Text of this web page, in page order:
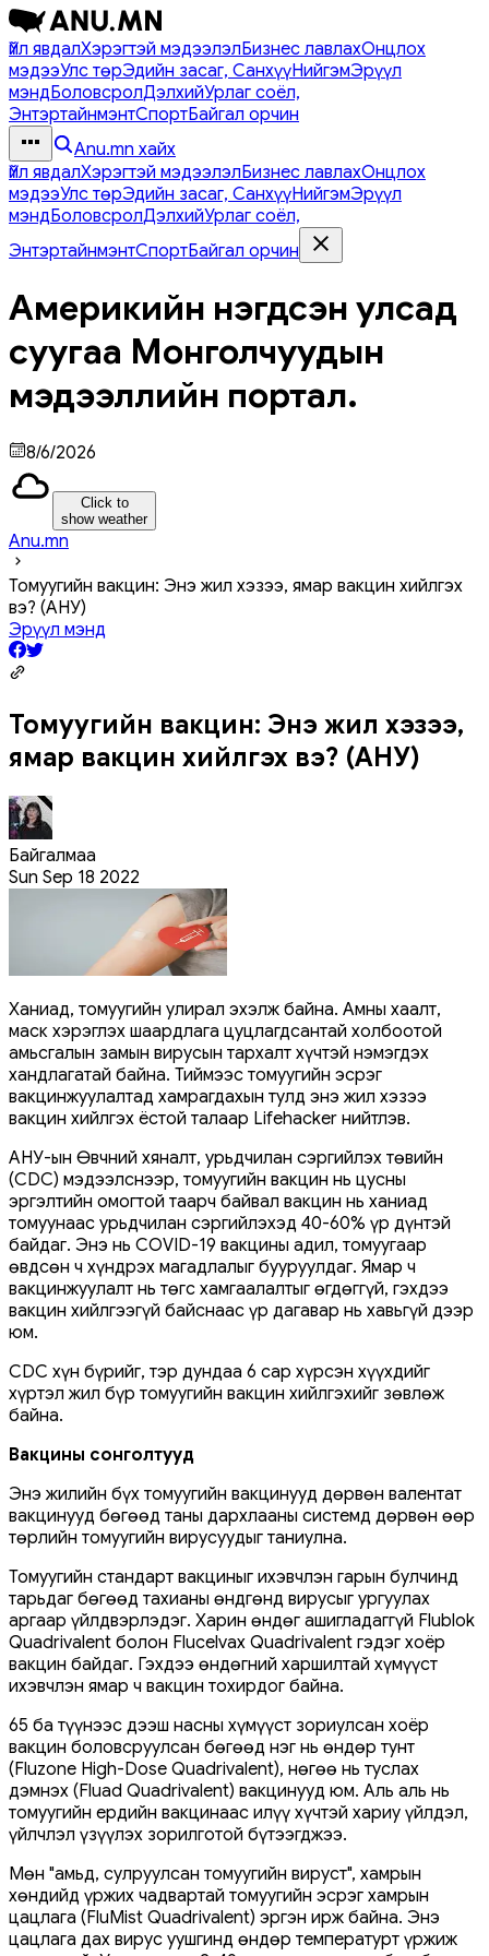
Үйл явдалХэрэгтэй мэдээлэлБизнес лавлахОнцлох
мэдээУлс төрЭдийн засаг, СанхүүНийгэмЭрүүл
мэндБоловсролДэлхийУрлаг соёл,
ЭнтэртайнмэнтСпортБайгал орчин
Anu.mn хайх
Үйл явдалХэрэгтэй мэдээлэлБизнес лавлахОнцлох
мэдээУлс төрЭдийн засаг, СанхүүНийгэмЭрүүл
мэндБоловсролДэлхийУрлаг соёл,
ЭнтэртайнмэнтСпортБайгал орчин
Америкийн нэгдсэн улсад
суугаа Монголчуудын
мэдээллийн портал.
8/6/2026
Click to
show weather
Anu.mn
Томуугийн вакцин: Энэ жил хэзээ, ямар вакцин хийлгэх
вэ? (АНУ)
Эрүүл мэнд
Томуугийн вакцин: Энэ жил хэзээ,
ямар вакцин хийлгэх вэ? (АНУ)
Байгалмаа
Sun Sep 18 2022
Ханиад, томуугийн улирал эхэлж байна. Амны хаалт,
маск хэрэглэх шаардлага цуцлагдсантай холбоотой
амьсгалын замын вирусын тархалт хүчтэй нэмэгдэх
хандлагатай байна. Тиймээс томуугийн эсрэг
вакцинжуулалтад хамрагдахын тулд энэ жил хэзээ
вакцин хийлгэх ёстой талаар Lifehacker нийтлэв.
АНУ-ын Өвчний хяналт, урьдчилан сэргийлэх төвийн
(CDC) мэдээлснээр, томуугийн вакцин нь цусны
эргэлтийн омогтой таарч байвал вакцин нь ханиад
томуунаас урьдчилан сэргийлэхэд 40-60% үр дүнтэй
байдаг. Энэ нь COVID-19 вакцины адил, томуугаар
өвдсөн ч хүндрэх магадлалыг бууруулдаг. Ямар ч
вакцинжуулалт нь төгс хамгаалалтыг өгдөггүй, гэхдээ
вакцин хийлгээгүй байснаас үр дагавар нь хавьгүй дээр
юм.
CDC хүн бүрийг, тэр дундаа 6 сар хүрсэн хүүхдийг
хүртэл жил бүр томуугийн вакцин хийлгэхийг зөвлөж
байна.
Вакцины сонголтууд
Энэ жилийн бүх томуугийн вакцинууд дөрвөн валентат
вакцинууд бөгөөд таны дархлааны системд дөрвөн өөр
төрлийн томуугийн вирусуудыг таниулна.
Томуугийн стандарт вакциныг ихэвчлэн гарын булчинд
тарьдаг бөгөөд тахианы өндгөнд вирусыг ургуулах
аргаар үйлдвэрлэдэг. Харин өндөг ашигладаггүй Flublok
Quadrivalent болон Flucelvax Quadrivalent гэдэг хоёр
вакцин байдаг. Гэхдээ өндөгний харшилтай хүмүүст
ихэвчлэн ямар ч вакцин тохирдог байна.
65 ба түүнээс дээш насны хүмүүст зориулсан хоёр
вакцин боловсруулсан бөгөөд нэг нь өндөр тунт
(Fluzone High-Dose Quadrivalent), нөгөө нь туслах
дэмнэх (Fluad Quadrivalent) вакцинууд юм. Аль аль нь
томуугийн ердийн вакцинаас илүү хүчтэй хариу үйлдэл,
үйлчлэл үзүүлэх зорилготой бүтээгджээ.
Мөн "амьд, сулруулсан томуугийн вируст", хамрын
хөндийд үржих чадвартай томуугийн эсрэг хамрын
цацлага (FluMist Quadrivalent) эргэн ирж байна. Энэ
цацлага дах вирус уушгинд өндөр температурт үржиж